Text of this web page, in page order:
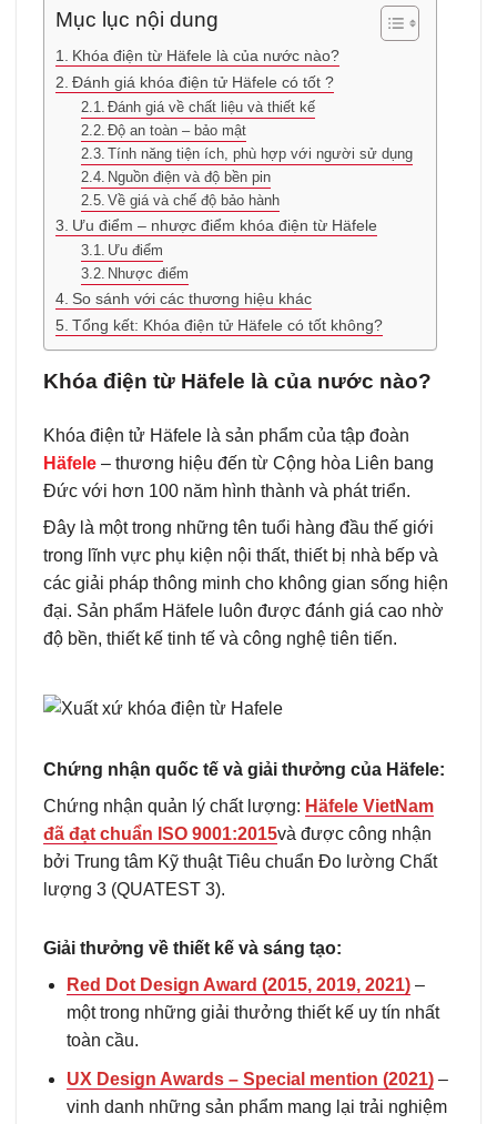
Mục lục nội dung
Khóa điện từ Häfele là của nước nào?
Đánh giá khóa điện tử Häfele có tốt ?
Đánh giá về chất liệu và thiết kế
Độ an toàn – bảo mật
Tính năng tiện ích, phù hợp với người sử dụng
Nguồn điện và độ bền pin
Về giá và chế độ bảo hành
Ưu điểm – nhược điểm khóa điện từ Häfele
Ưu điểm
Nhược điểm
So sánh với các thương hiệu khác
Tổng kết: Khóa điện tử Häfele có tốt không?
Khóa điện từ Häfele là của nước nào?
Khóa điện tử Häfele là sản phẩm của tập đoàn
Häfele – thương hiệu đến từ Cộng hòa Liên bang
Đức với hơn 100 năm hình thành và phát triển.
Đây là một trong những tên tuổi hàng đầu thế giới
trong lĩnh vực phụ kiện nội thất, thiết bị nhà bếp và
các giải pháp thông minh cho không gian sống hiện
đại. Sản phẩm Häfele luôn được đánh giá cao nhờ
độ bền, thiết kế tinh tế và công nghệ tiên tiến.
Chứng nhận quốc tế và giải thưởng của Häfele:
Chứng nhận quản lý chất lượng: Häfele VietNam
đã đạt chuẩn ISO 9001:2015và được công nhận
bởi Trung tâm Kỹ thuật Tiêu chuẩn Đo lường Chất
lượng 3 (QUATEST 3).
Giải thưởng về thiết kế và sáng tạo:
Red Dot Design Award (2015, 2019, 2021)–
một trong những giải thưởng thiết kế uy tín nhất
toàn cầu.
UX Design Awards – Special mention (2021)–
vinh danh những sản phẩm mang lại trải nghiệm